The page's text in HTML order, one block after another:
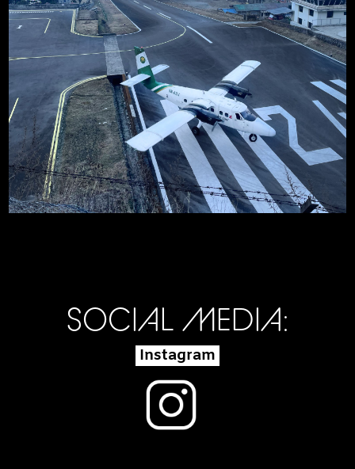
SOCIAL MEDIA:
Instagram